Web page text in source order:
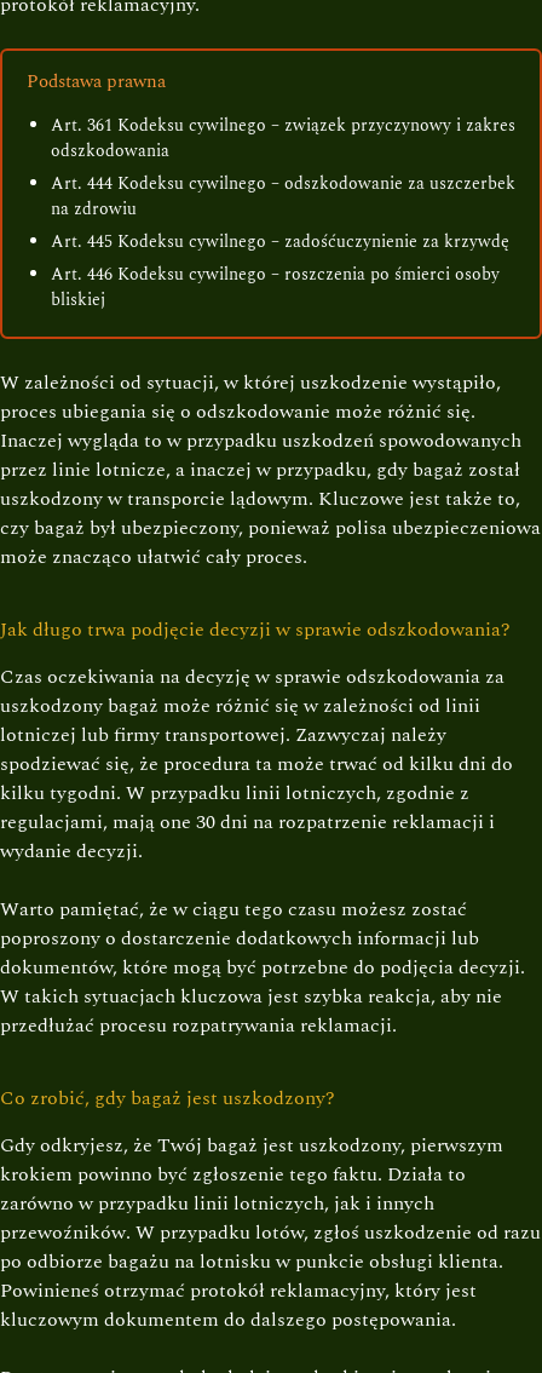
Podstawa prawna
Art. 361 Kodeksu cywilnego – związek przyczynowy i zakres
odszkodowania
Art. 444 Kodeksu cywilnego – odszkodowanie za uszczerbek
na zdrowiu
Art. 445 Kodeksu cywilnego – zadośćuczynienie za krzywdę
Art. 446 Kodeksu cywilnego – roszczenia po śmierci osoby
bliskiej
W zależności od sytuacji, w której uszkodzenie wystąpiło,
proces ubiegania się o odszkodowanie może różnić się.
Inaczej wygląda to w przypadku uszkodzeń spowodowanych
przez linie lotnicze, a inaczej w przypadku, gdy bagaż został
uszkodzony w transporcie lądowym. Kluczowe jest także to,
czy bagaż był ubezpieczony, ponieważ polisa ubezpieczeniowa
może znacząco ułatwić cały proces.
Jak długo trwa podjęcie decyzji w sprawie odszkodowania?
Czas oczekiwania na decyzję w sprawie odszkodowania za
uszkodzony bagaż może różnić się w zależności od linii
lotniczej lub firmy transportowej. Zazwyczaj należy
spodziewać się, że procedura ta może trwać od kilku dni do
kilku tygodni. W przypadku linii lotniczych, zgodnie z
regulacjami, mają one 30 dni na rozpatrzenie reklamacji i
wydanie decyzji.
Warto pamiętać, że w ciągu tego czasu możesz zostać
poproszony o dostarczenie dodatkowych informacji lub
dokumentów, które mogą być potrzebne do podjęcia decyzji.
W takich sytuacjach kluczowa jest szybka reakcja, aby nie
przedłużać procesu rozpatrywania reklamacji.
Co zrobić, gdy bagaż jest uszkodzony?
Gdy odkryjesz, że Twój bagaż jest uszkodzony, pierwszym
krokiem powinno być zgłoszenie tego faktu. Działa to
zarówno w przypadku linii lotniczych, jak i innych
przewoźników. W przypadku lotów, zgłoś uszkodzenie od razu
po odbiorze bagażu na lotnisku w punkcie obsługi klienta.
Powinieneś otrzymać protokół reklamacyjny, który jest
kluczowym dokumentem do dalszego postępowania.